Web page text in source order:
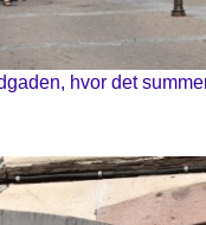
hvor det